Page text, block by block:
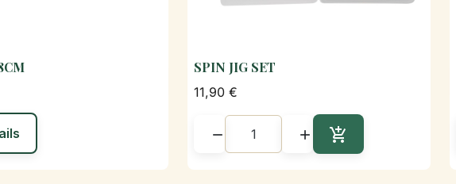
SPIN JIG SET
11,90 €
  
Ajouter au panier